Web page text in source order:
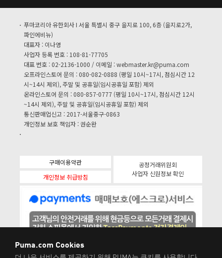
푸마코리아 유한회사 I 서울 특별시 중구 을지로 100, 6층 (을지로2가,
파인에비뉴)
대표자 : 이나영
사업자 등록 번호 : 108-81-77705
대표 번호 : 02-2136-1000 / 이메일 :webmaster.kr@puma.com
오프라인스토어 문의 : 080-082-0888 (평일 10시~17시, 점심시간 12
시~14시 제외), 주말 및 공휴일(임시공휴일 포함) 제외
온라인스토어 문의 : 080-857-0777 (평일 10시~17시, 점심시간 12시
~14시 제외), 주말 및 공휴일(임시공휴일 포함) 제외
통신판매업신고 : 2017-서울중구-0863
개인정보 보호 책임자 : 권순완
구매이용약관
개인정보 취급방침
공정거래위원회
사업자 신원정보 확인